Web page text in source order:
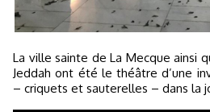
La ville sainte de La Mecque ainsi que la capitale saoudienne
Jeddah ont été le théâtre d’une
– criquets et sauterelles – dans la